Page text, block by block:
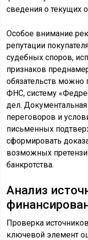
сведения о текущих
Особое внимание
репутации
судебных споров,
признаков
обязательств можно
ФНС, систему
дел.
переговоров и
письменных
сформировать
возможных
банкротства.
Анализ
Проверка
ключевой элемент